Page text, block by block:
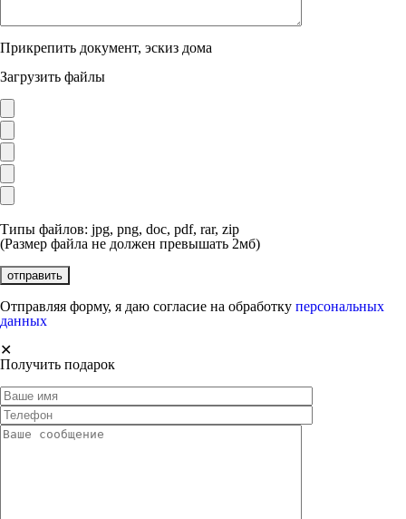
Прикрепить документ, эскиз дома
Загрузить файлы
Типы файлов: jpg, png, doc, pdf, rar, zip
(Размер файла не должен превышать 2мб)
Отправляя форму, я даю согласие на обработку персональных
данных
✕
Получить подарок